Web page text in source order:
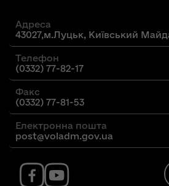
Адреса
43027,м.Луцьк, Київський
Телефон
(0332) 77-82-17
Факс
(0332) 77-81-53
Електронна пошта
post@voladm.gov.ua